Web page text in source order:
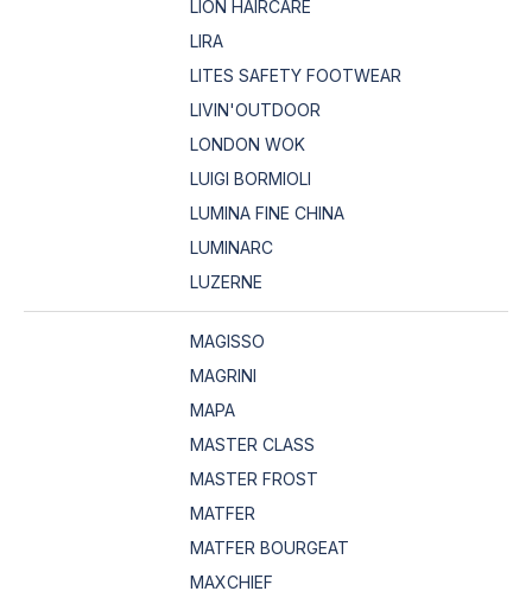
LION HAIRCARE
LIRA
LITES SAFETY FOOTWEAR
LIVIN'OUTDOOR
LONDON WOK
LUIGI BORMIOLI
LUMINA FINE CHINA
LUMINARC
LUZERNE
MAGISSO
MAGRINI
MAPA
MASTER CLASS
MASTER FROST
MATFER
MATFER BOURGEAT
MAXCHIEF